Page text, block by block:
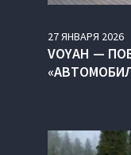
27ЯНВАРЯ 2026
VOYAH —